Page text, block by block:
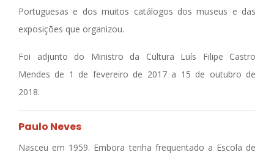
Portuguesas e dos muitos catálogos dos museus e das
exposições que organizou.
Foi adjunto do Ministro da Cultura Luís Filipe Castro
Mendes de 1 de fevereiro de 2017 a 15 de outubro de
2018.
Paulo Neves
Nasceu em 1959. Embora tenha frequentado a Escola de